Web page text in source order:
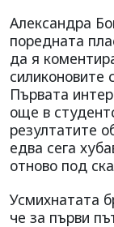
Александра
поредната
да я
силиконовите
Първата
още в
резултатите
едва сега
отново под
Усмихнатата
че за първи